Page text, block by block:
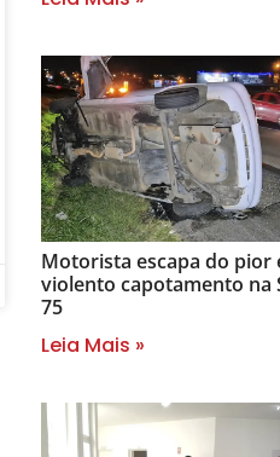
Motorista escapa do pior
violento capotamento na
75
Leia Mais »